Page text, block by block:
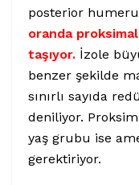
posterior
oranda
taşıyor. İzole
benzer şekilde
sınırlı sayıda
deniliyor.
yaş grubu ise
gerektiriyor.